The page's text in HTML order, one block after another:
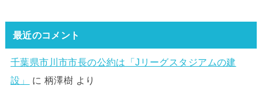
最近のコメント
千葉県市川市市長の公約は「Jリーグスタジアムの建
設」
に 柄澤樹 より